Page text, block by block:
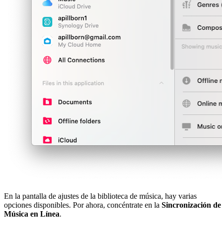
En la pantalla de ajustes de la biblioteca de música, hay varias
opciones disponibles. Por ahora, concéntrate en la Sincronización de
Música en Línea.